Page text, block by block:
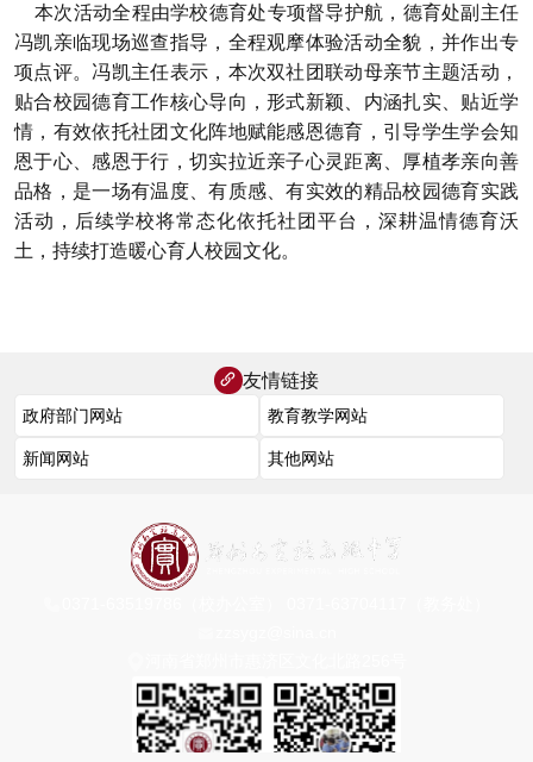
本次活动全程由学校德育处专项督导护航，德育处副主任
冯凯亲临现场巡查指导，全程观摩体验活动全貌，并作出专
项点评。冯凯主任表示，本次双社团联动母亲节主题活动，
贴合校园德育工作核心导向，形式新颖、内涵扎实、贴近学
情，有效依托社团文化阵地赋能感恩德育，引导学生学会知
恩于心、感恩于行，切实拉近亲子心灵距离、厚植孝亲向善
品格，是一场有温度、有质感、有实效的精品校园德育实践
活动，后续学校将常态化依托社团平台，深耕温情德育沃
土，持续打造暖心育人校园文化。
友情链接